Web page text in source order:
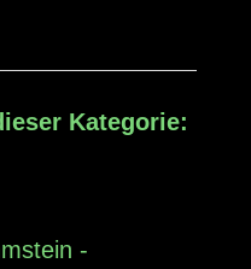
Kategorie:
-